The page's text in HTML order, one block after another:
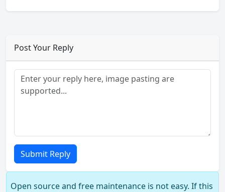
Post Your Reply
Submit Reply
Open source and free maintenance is not easy. If this